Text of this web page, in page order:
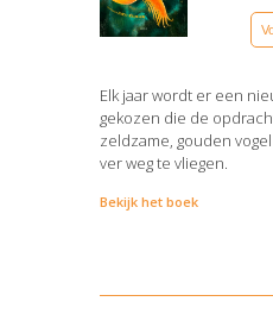
Elk jaar wordt er een
gekozen die de
zeldzame, gouden
ver weg te vliegen.
Bekijk het boek